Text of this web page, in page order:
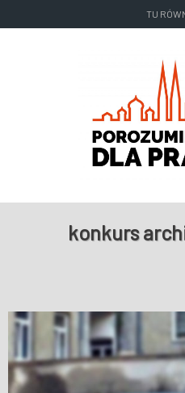
TU
NASZE WYDAWNICTWA
WESPRZYJ NAS
konkurs